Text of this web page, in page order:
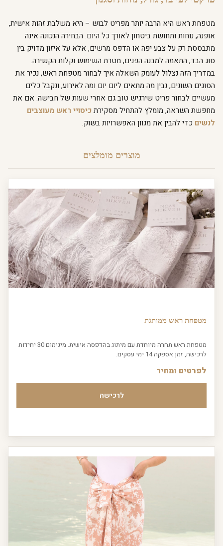
מטפחת ראש היא הרבה יותר מפריט לבוש – היא משלבת זהות אישית,
אופנה, נוחות ותחושת ביטחון לאורך כל היום. הבחירה הנכונה אינה
מתבססת רק על צבע יפה או הדפס מרשים, אלא על איזון מדויק בין
סוג הבד, התאמה למבנה הפנים, מטרת השימוש וקלות הקשירה.
במדריך הזה נצלול לעומק השאלה איך לבחור מטפחת ראש, נכיר את
הסוגים השונים, נבין מה מתאים ליום יום ומה לאירוע, ונקבל כלים
מעשיים לבחור פריט שירגיש טוב גם אחרי שעות של חבישה. אם את
מחפשת השראה, מומלץ להתחיל מסקירתכיסויי ראש מעוצבים
לנשים כדי להבין את מגוון האפשרויות בשוק.
מוצרים מומלצים
מטפחת ראש ממותגת
מטפחת ראש תחרה מיוחדת עם מיתוג בהדפסה אישית. מינימום 30 יחידות
לרכישה, זמן אספקה 14 ימי עסקים.
לפרטים ומחיר
לרכישה